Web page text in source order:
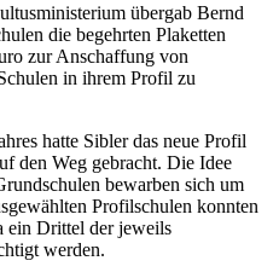
übergab Bernd
die begehrten Plaketten
zur Anschaffung von
in ihrem Profil zu
hatte Sibler das neue Profil
den Weg gebracht. Die Idee
bewarben sich um
Profilschulen konnten
ein Drittel der jeweils
werden.